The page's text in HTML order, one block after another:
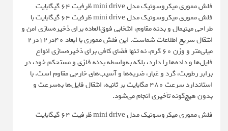
فلش مموری میکروسونیک مدل mini drive ظرفیت 64 گیگابایت
فلش مموری میکروسونیک مدل mini drive ظرفیت 64 گیگابایت با
طراحی مینیمال و بدنه مقاوم، انتخابی فوق‌العاده برای ذخیره‌سازی امن و
انتقال سریع اطلاعات شماست. این فلش مموری با ابعاد ۴۰در۱۲در۲
میلی‌متر و وزن ۶۰ گرم، نه تنها فضای کافی برای ذخیره‌سازی انواع
فایل‌ها و داده‌ها را دارد، بلکه به‌واسطه بدنه فلزی و مستحکم خود، در
برابر رطوبت، گرد و غبار، ضربه‌ها و آسیب‌های خارجی مقاوم است. با
استاندارد سرعت 480 مگابایت بر ثانیه، انتقال فایل‌ها به‌سرعت و
بدون هیچ‌گونه تأخیری انجام می‌شود.
فلش مموری میکروسونیک مدل mini drive ظرفیت 64 گیگابایت